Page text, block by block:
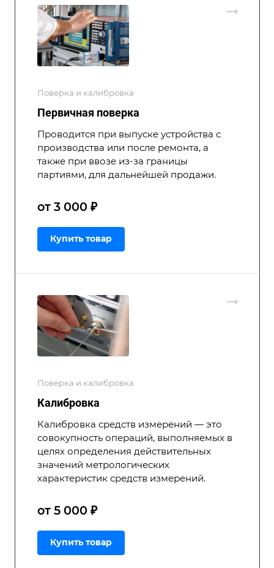
Поверка и калибровка
Первичная поверка
Проводится при выпуске устройства с
производства или после ремонта, а
также при ввозе из-за границы
партиями, для дальнейшей продажи.
от 3 000 ₽
Купить товар
Поверка и калибровка
Калибровка
Калибровка средств измерений — это
совокупность операций, выполняемых в
целях определения действительных
значений метрологических
характеристик средств измерений.
от 5 000 ₽
Купить товар